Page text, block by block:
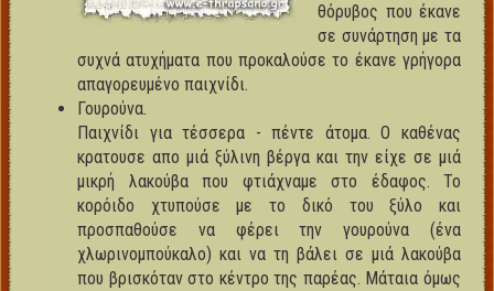
θόρυβος που έκανε
σε συνάρτηση με τα
συχνά ατυχήματα που προκαλούσε το έκανε γρήγορα
απαγορευμένο παιχνίδι.
Γουρούνα.
Παιχνίδι για τέσσερα - πέντε άτομα. Ο καθένας
κρατουσε απο μιά ξύλινη βέργα και την είχε σε μιά
μικρή λακούβα που φτιάχναμε στο έδαφος. Το
κορόιδο χτυπούσε με το δικό του ξύλο και
προσπαθούσε να φέρει την γουρούνα (ένα
χλωρινομπούκαλο) και να τη βάλει σε μιά λακούβα
που βρισκόταν στο κέντρο της παρέας. Μάταια όμως